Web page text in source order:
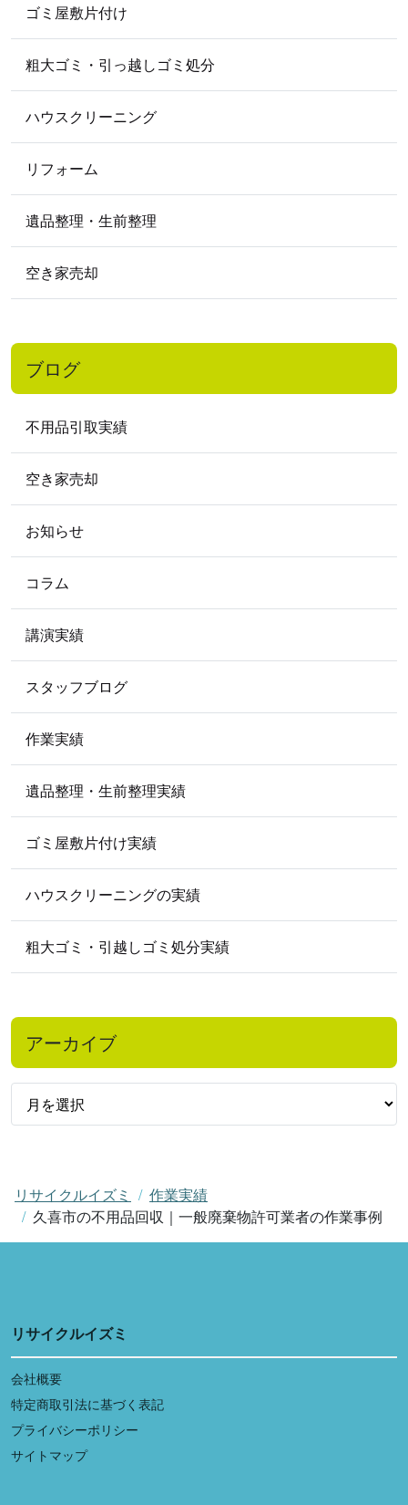
リサイクルイズミ
作業実績
久喜市の不用品回収｜一般廃棄物許可業者の作業事例
2020年5月
2020年4月
2019年
2019年12月 2019年11月
2019年9月
2019年8月
2018年
2018年11月 2018年10月 2018年2月
2017年
2017年7月
2017年1月
2016年
2016年11月
2016年2月
2015年
2015年2月
2012 年
2012年5月
2009 年
2009年5月
ゴミ屋敷片付け
粗大ゴミ・引っ越しゴミ処分
ハウスクリーニング
リフォーム
遺品整理・生前整理
空き家売却
ブログ
不用品引取実績
空き家売却
お知らせ
コラム
講演実績
スタッフブログ
作業実績
遺品整理・生前整理実績
ゴミ屋敷片付け実績
ハウスクリーニングの実績
粗大ゴミ・引越しゴミ処分実績
アーカイブ
リサイクルイズミ
会社概要
特定商取引法に基づく表記
プライバシーポリシー
サイトマップ